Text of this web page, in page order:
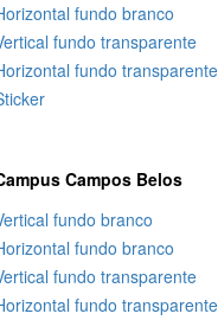
fundo branco
fundo transparente
fundo transparente
Campos Belos
fundo branco
fundo branco
fundo transparente
fundo transparente